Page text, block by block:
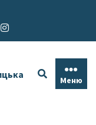
Меню